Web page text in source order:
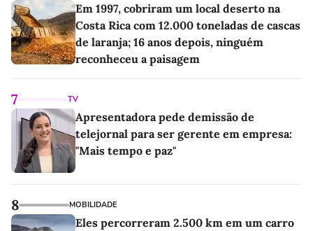
Em 1997, cobriram um local deserto na
Costa Rica com 12.000 toneladas de cascas
de laranja; 16 anos depois, ninguém
reconheceu a paisagem
7 TV
Apresentadora pede demissão de
telejornal para ser gerente em empresa:
"Mais tempo e paz"
8 MOBILIDADE
Eles percorreram 2.500 km em um carro